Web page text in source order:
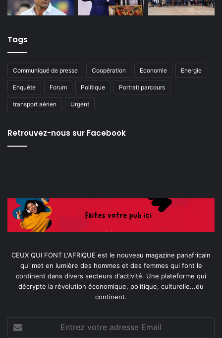
Tags
Communiqué de presse Coopération Economie Energie
Enquête Forum Politique Portrait parcours
transport aérien Urgent
Retrouvez-nous sur Facebook
CEUX QUI FONT L'AFRIQUE est le nouveau magazine panafricain
qui met en lumière des hommes et des femmes qui font le
continent dans divers secteurs d'activité. Une plateforme qui
décrypte la révolution économique, politique, culturelle...du
continent.
votre